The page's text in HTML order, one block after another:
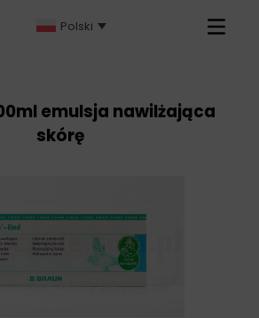
Polski
Primary
emulsja nawilżająca
skórę